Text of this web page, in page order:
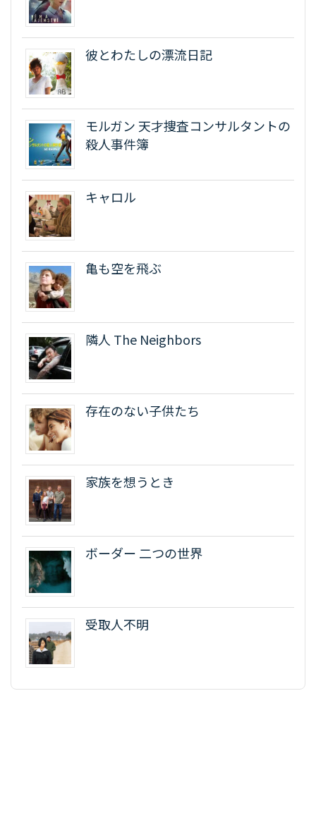
彼とわたしの漂流日記
モルガン 天才捜査コンサルタントの
殺人事件簿
キャロル
亀も空を飛ぶ
隣人 The Neighbors
存在のない子供たち
家族を想うとき
ボーダー 二つの世界
受取人不明